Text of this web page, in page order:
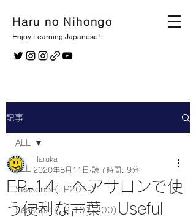
Haru no Nihongo
Enjoy Learning Japanese!
記事
ALL
Season3 (EP201-)
Season2 (EP-101-200)
ALL
EP-14 ヘアサロンで使
う便利な言葉 Useful
Haruka
2020年8月11日 読了時間: 9分